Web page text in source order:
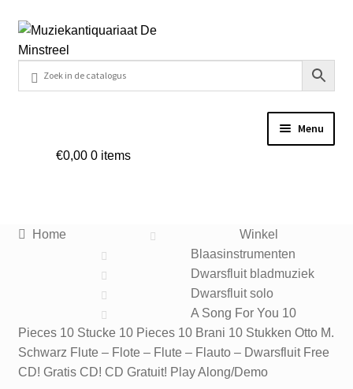
Ga
door
navigatie
Ga
naar
inhoud
Menu
Veel gestelde vragen
Mijn account
€0,00 0 items
Home
Winkel
Blaasinstrumenten
Dwarsfluit bladmuziek
Dwarsfluit solo
A Song For You 10
Pieces 10 Stucke 10 Pieces 10 Brani 10 Stukken Otto M.
Schwarz Flute – Flote – Flute – Flauto – Dwarsfluit Free
CD! Gratis CD! CD Gratuit! Play Along/Demo